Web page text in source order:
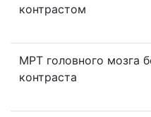
контрастом
МРТ головного мозга
контраста